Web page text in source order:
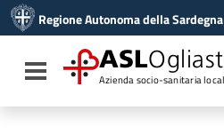
Vai al menu di navigazione
Vai al footer
Regione Autonoma della Sardegna
Toggle navigation
ASL
Azienda socio-sanitaria